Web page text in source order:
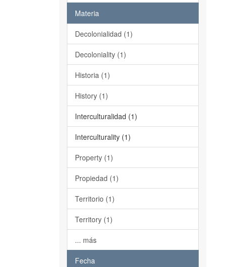
Materia
Decolonialidad (1)
Decoloniality (1)
Historia (1)
History (1)
Interculturalidad (1)
Interculturality (1)
Property (1)
Propiedad (1)
Territorio (1)
Territory (1)
... más
Fecha